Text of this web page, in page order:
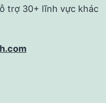
trợ 30+ lĩnh vực khác